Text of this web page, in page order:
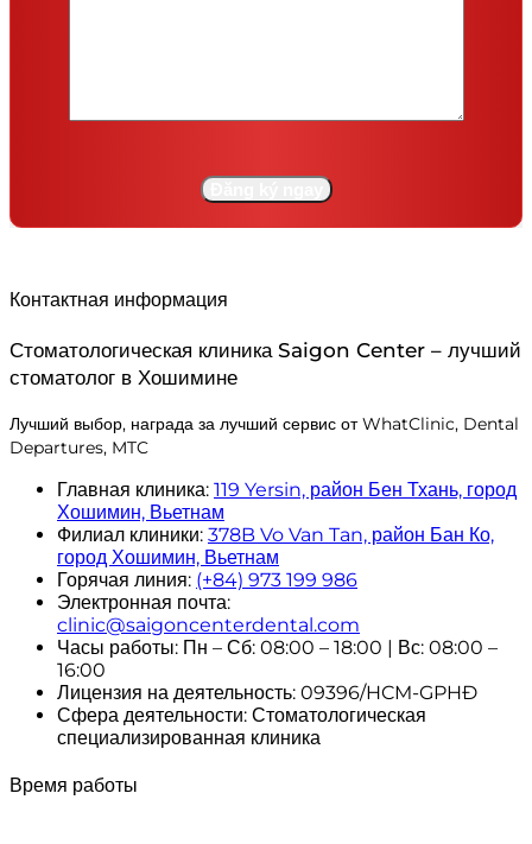
Контактная информация
Стоматологическая клиника Saigon Center – лучший
стоматолог в Хошимине
Лучший выбор, награда за лучший сервис от WhatClinic, Dental
Departures, MTC
Главная клиника: 119 Yersin, район Бен Тхань, город
Хошимин, Вьетнам
Филиал клиники: 378B Vo Van Tan, район Бан Ко,
город Хошимин, Вьетнам
Горячая линия: (+84) 973 199 986
Электронная почта:
clinic@saigoncenterdental.com
Часы работы: Пн – Сб: 08:00 – 18:00 | Вс: 08:00 –
16:00
Лицензия на деятельность: 09396/HCM-GPHĐ
Сфера деятельности: Стоматологическая
специализированная клиника
Время работы